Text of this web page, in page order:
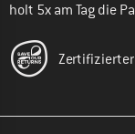
holt 5x am Tag die